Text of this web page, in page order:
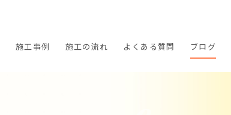
施工事例 施工の流れ よくある質問 ブログ